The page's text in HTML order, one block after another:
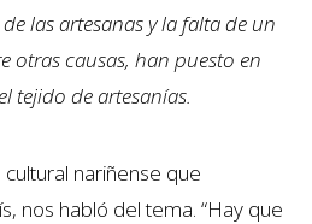
las artesanas y la falta de un
otras causas, han puesto en
tejido de artesanías.
nariñense que
nos habló del tema. “Hay que